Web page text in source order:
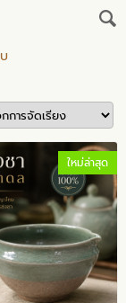
ใหม่ล่าสุด